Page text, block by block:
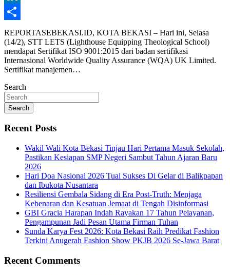
LinkedIn
Share
REPORTASEBEKASI.ID, KOTA BEKASI – Hari ini, Selasa
(14/2), STT LETS (Lighthouse Equipping Theological School)
mendapat Sertifikat ISO 9001:2015 dari badan sertifikasi
Internasional Worldwide Quality Assurance (WQA) UK Limited.
Sertifikat manajemen…
Search
Search
Recent Posts
Wakil Wali Kota Bekasi Tinjau Hari Pertama Masuk Sekolah,
Pastikan Kesiapan SMP Negeri Sambut Tahun Ajaran Baru
2026
Hari Doa Nasional 2026 Tuai Sukses Di Gelar di Balikpapan
dan Ibukota Nusantara
Resiliensi Gembala Sidang di Era Post-Truth: Menjaga
Kebenaran dan Kesatuan Jemaat di Tengah Disinformasi
GBI Gracia Harapan Indah Rayakan 17 Tahun Pelayanan,
Pengampunan Jadi Pesan Utama Firman Tuhan
Sunda Karya Fest 2026: Kota Bekasi Raih Predikat Fashion
Terkini Anugerah Fashion Show PKJB 2026 Se-Jawa Barat
Recent Comments